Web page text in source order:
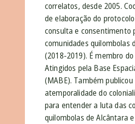
correlatos, desde 2005.
de elaboração do
consulta e consentimento
comunidades quilombolas
(2018-2019). É membro
Atingidos pela Base
(MABE). Também publicou
atemporalidade do
para entender a luta das
quilombolas de Alcântara